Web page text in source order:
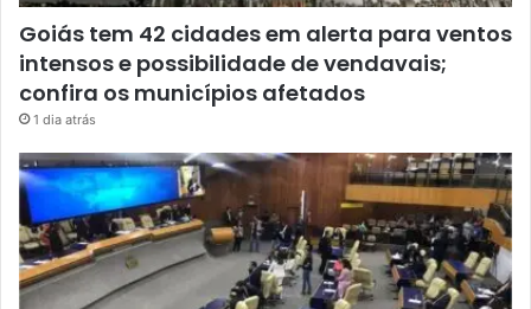
Goiás tem 42 cidades em alerta para ventos
intensos e possibilidade de vendavais;
confira os municípios afetados
1 dia atrás